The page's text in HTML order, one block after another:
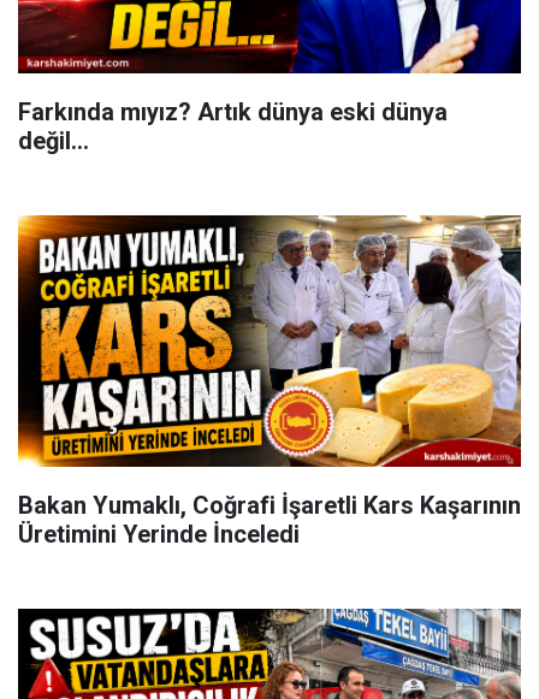
Farkında mıyız? Artık dünya eski dünya
değil...
Bakan Yumaklı, Coğrafi İşaretli Kars Kaşarının
Üretimini Yerinde İnceledi